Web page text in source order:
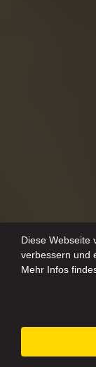
Diese Webseite
verbessern und
Mehr Infos